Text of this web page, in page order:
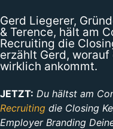
Gerd Liegerer,
& Terence, hält am
Recruiting die
erzählt Gerd,
wirklich ankommt.
JETZT: Du hältst am
Recruiting die Closing
Employer Branding